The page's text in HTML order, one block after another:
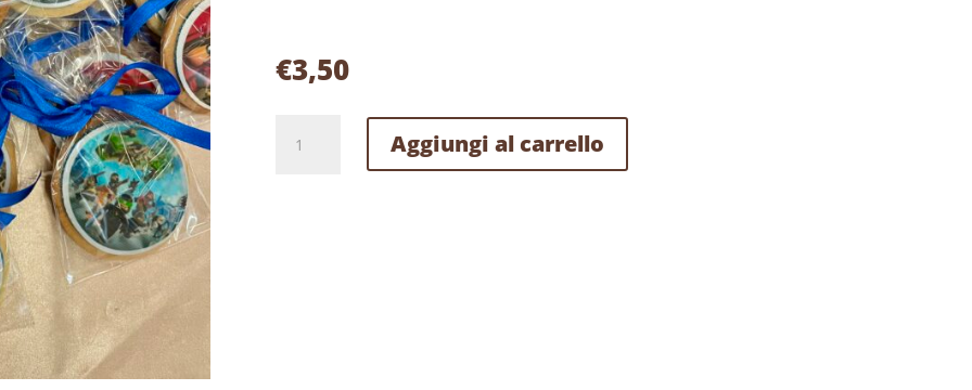
€3,50
PERSONALIZZATOAggiungi al carrello